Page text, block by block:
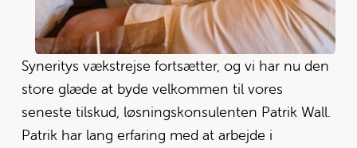
Syneritys vækstrejse fortsætter, og vi har nu den
store glæde at byde velkommen til vores
seneste tilskud, løsningskonsulenten Patrik Wall.
Patrik har lang erfaring med at arbejde i